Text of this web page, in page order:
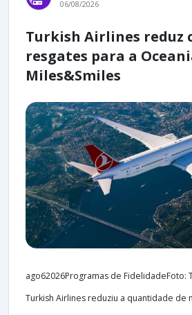
06/08/2026
Turkish Airlines reduz
resgates para a
Miles&Smiles
ago62026Programas de FidelidadeFoto:
Turkish Airlines reduziu a quantidade de